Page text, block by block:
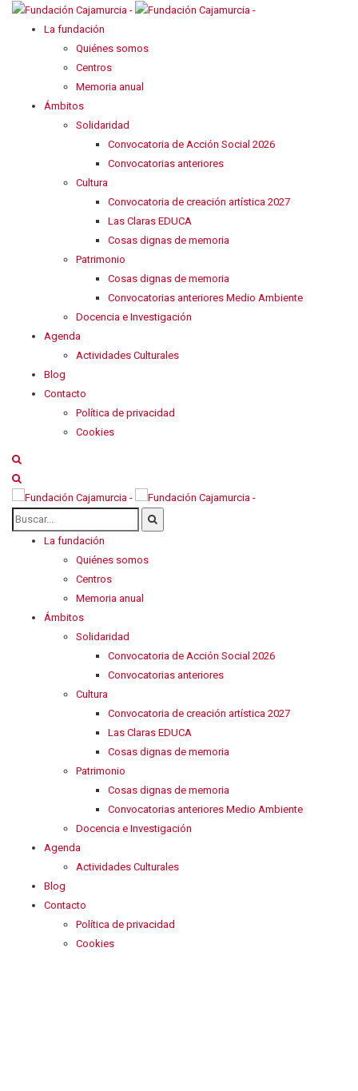
La fundación
Quiénes somos
Centros
Memoria anual
Ámbitos
Solidaridad
Convocatoria de Acción Social 2026
Convocatorias anteriores
Cultura
Convocatoria de creación artística 2027
Las Claras EDUCA
Cosas dignas de memoria
Patrimonio
Cosas dignas de memoria
Convocatorias anteriores Medio Ambiente
Docencia e Investigación
Agenda
Actividades Culturales
Blog
Contacto
Política de privacidad
Cookies
La fundación
Quiénes somos
Centros
Memoria anual
Ámbitos
Solidaridad
Convocatoria de Acción Social 2026
Convocatorias anteriores
Cultura
Convocatoria de creación artística 2027
Las Claras EDUCA
Cosas dignas de memoria
Patrimonio
Cosas dignas de memoria
Convocatorias anteriores Medio Ambiente
Docencia e Investigación
Agenda
Actividades Culturales
Blog
Contacto
Política de privacidad
Cookies